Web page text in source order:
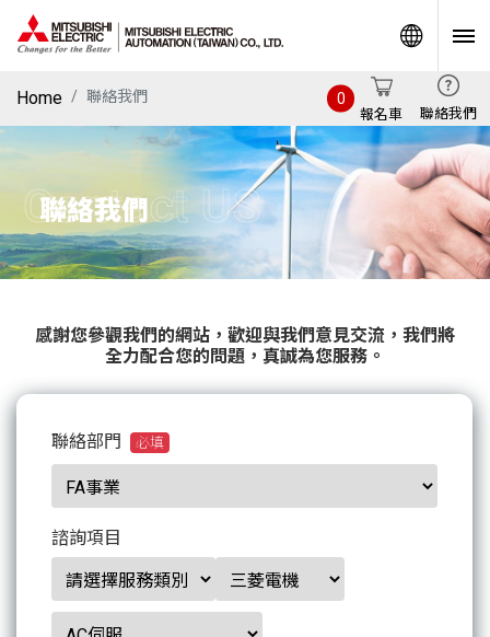
Home 聯絡我們
報名車
0
聯絡我們
聯絡我們
Contact US
感謝您參觀我們的網站，歡迎與我們意見交流，我們將
全力配合您的問題，真誠為您服務。
聯絡部門 必填
諮詢項目